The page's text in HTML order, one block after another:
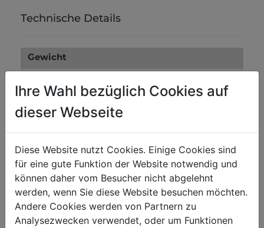
Technische Details
Gewicht
Bruttogewicht in kg 0.12
Versandmaße
100
Verpackungsbreite in mm
Verpackungslänge in mm 1.000
Ihre Wahl bezüglich Cookies auf
dieser Webseite
Diese Website nutzt Cookies. Einige Cookies sind
für eine gute Funktion der Website notwendig und
können daher vom Besucher nicht abgelehnt
werden, wenn Sie diese Website besuchen möchten.
Andere Cookies werden von Partnern zu
Analysezwecken verwendet, oder um Funktionen